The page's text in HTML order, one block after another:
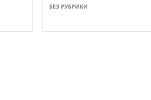
БЕЗ РУБРИКИ